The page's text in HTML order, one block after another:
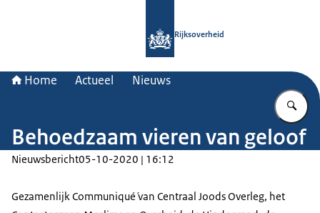
Rijksoverheid
Home Actueel Nieuws
Behoedzaam vieren van geloof
Nieuwsbericht05-10-2020 | 16:12
Gezamenlijk Communiqué́ van Centraal Joods Overleg, het